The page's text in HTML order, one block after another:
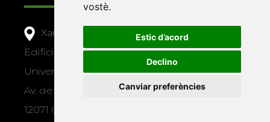
vostè.
Estic d’acord
Declino
Canviar preferències
Xarxa Vives d'Universitats
Edifici Àgora
Universitat Jaume I, local 10
Av. de Vicent Sos Baynat, s/n
12071 Castelló de la Plana